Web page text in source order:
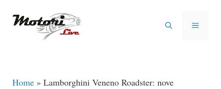
MENU
Home » Lamborghini Veneno Roadster: nove